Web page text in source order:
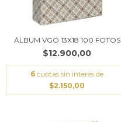
ÁLBUM VGO 13X18 100 FOTOS
$12.900,00
6 cuotas sin interés de
$2.150,00